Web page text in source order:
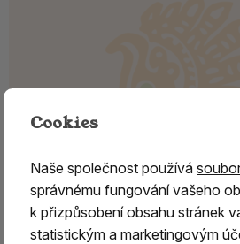
Cookies
Naše společnost používá
správnému fungování vašeho
k přizpůsobení obsahu stránek
statistickým a marketingovým